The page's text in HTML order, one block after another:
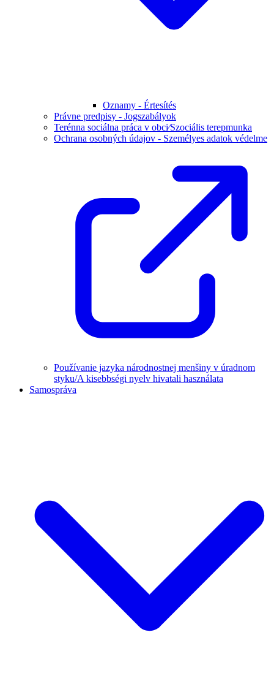
Oznamy - Értesítés
Právne predpisy - Jogszabályok
Terénna sociálna práca v obci⁄Szociális terepmunka
Ochrana osobných údajov - Személyes adatok védelme
Používanie jazyka národnostnej menšiny v úradnom
styku/A kisebbségi nyelv hivatali használata
Samospráva